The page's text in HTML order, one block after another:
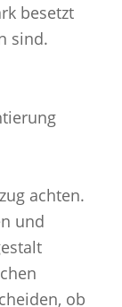
besetzt
sind.
achten.
und
ob